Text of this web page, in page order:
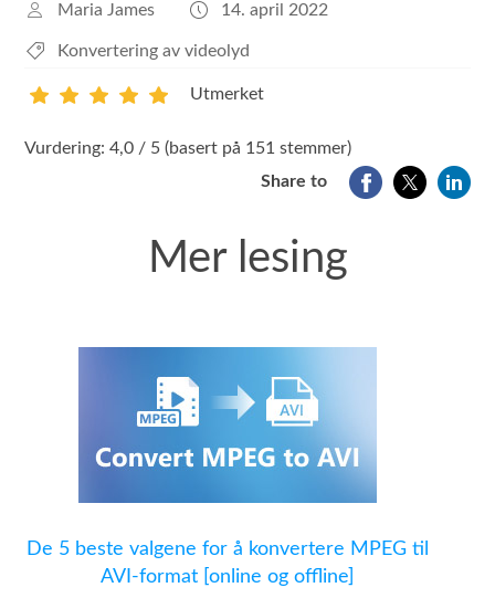
Maria James 14. april 2022
Konvertering av videolyd
Utmerket
Vurdering: 4,0 / 5 (basert på 151 stemmer)
Share to
Mer lesing
De 5 beste valgene for å konvertere MPEG til
AVI-format [online og offline]